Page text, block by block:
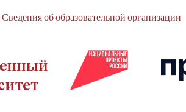
Сведения об образовательной организации